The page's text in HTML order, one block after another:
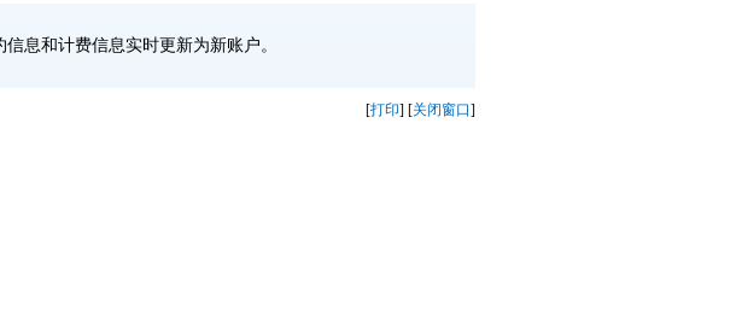
息和计费信息实时更新为新账户。
[打印] [关闭窗口]